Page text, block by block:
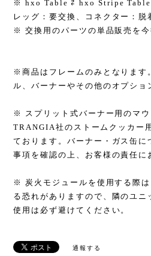
※ hxo Table ⇄ hxo Stripe Table
レッグ：要交換、コネクター：脱
※ 交換用のパーツの単品販売を今
※商品はフレームのみとなります
ル、バーナーやその他のオプショ
※ スプリット式バーナー用のマ
TRANGIA社のストームクッカー
ております。バーナー・ガス缶に
事項を確認の上、お客様の責任に
※ 炭火モジュールを使用する際
る恐れがありますので、隣のユニ
使用は必ず避けてください。
通報する